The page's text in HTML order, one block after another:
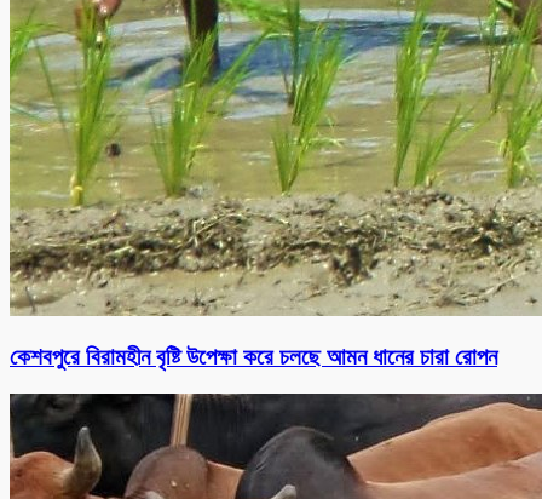
কেশবপুরে বিরামহীন বৃষ্টি উপেক্ষা করে চলছে আমন ধানের চারা রোপন